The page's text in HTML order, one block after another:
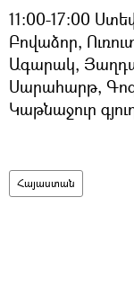
11:00-17:00
Բովաձոր,
Ագարակ,
Սարահարթ,
Կաթնաջուր
Հայաստան